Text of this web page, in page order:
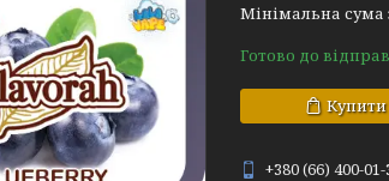
Мінімальна сума
Готово до
Купити
+380 (66) 400-